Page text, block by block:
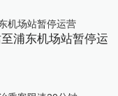
浦东机场站暂停运